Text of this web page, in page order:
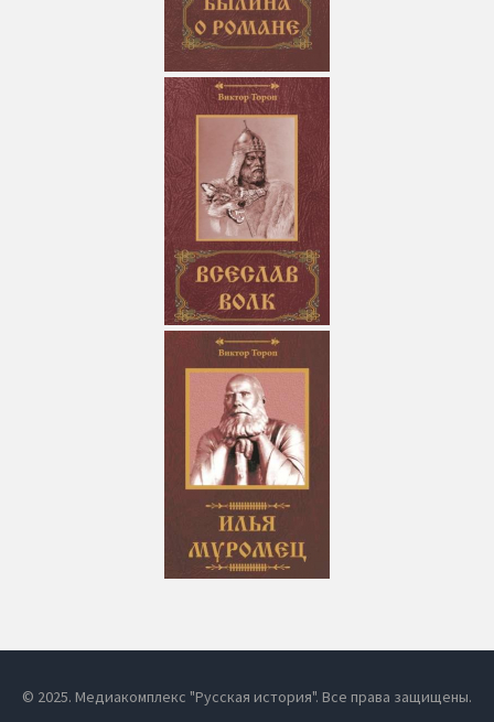
© 2025. Медиакомплекс "Русская история". Все права защищены.